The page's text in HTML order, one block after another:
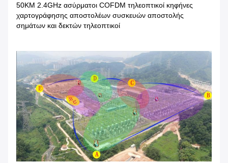
50KM 2.4GHz ασύρματοι COFDM τηλεοπτικοί κηφήνες
χαρτογράφησης αποστολέων συσκευών αποστολής
σημάτων και δεκτών τηλεοπτικοί